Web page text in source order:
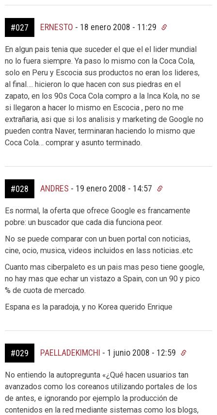
#027 ERNESTO - 18 enero 2008 - 11:29
En algun pais tenia que suceder el que el el lider mundial
no lo fuera siempre. Ya paso lo mismo con la Coca Cola,
solo en Peru y Escocia sus productos no eran los lideres,
al final…. hicieron lo que hacen con sus piedras en el
zapato, en los 90s Coca Cola compro a la Inca Kola, no se
si llegaron a hacer lo mismo en Escocia , pero no me
extrañaria, asi que si los analisis y marketing de Google no
pueden contra Naver, terminaran haciendo lo mismo que
Coca Cola… comprar y asunto terminado.
#028 ANDRES - 19 enero 2008 - 14:57
Es normal, la oferta que ofrece Google es francamente
pobre: un buscador que cada dia funciona peor.
No se puede comparar con un buen portal con noticias,
cine, ocio, musica, videos incluidos en lass noticias..etc
Cuanto mas ciberpaleto es un pais mas peso tiene google,
no hay mas que echar un vistazo a Spain, con un 90 y pico
% de cuota de mercado.
Espana es la paradoja, y no Korea querido Enrique
#029 PAELLADEKIMCHI - 1 junio 2008 - 12:59
No entiendo la autopregunta «¿Qué hacen usuarios tan
avanzados como los coreanos utilizando portales de los
de antes, e ignorando por ejemplo la producción de
contenidos en la red mediante sistemas como los blogs,